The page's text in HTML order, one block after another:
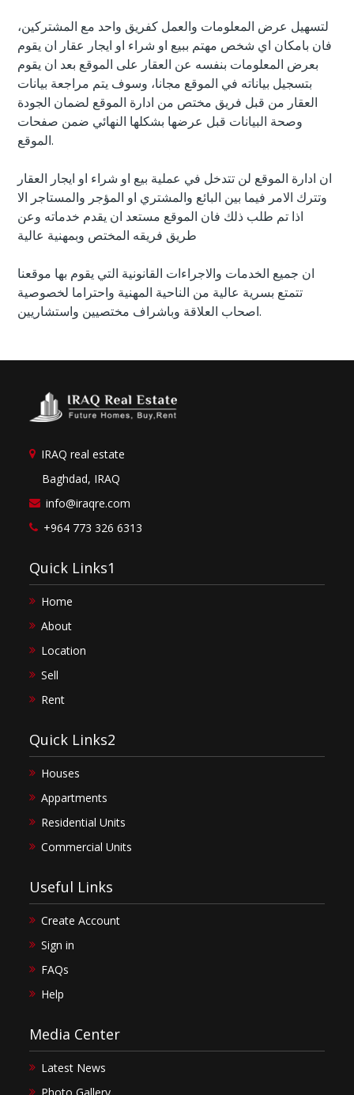
لتسهيل عرض المعلومات والعمل كفريق واحد مع المشتركين،
فان بامكان اي شخص مهتم ببيع او شراء او ايجار عقار ان يقوم
بعرض المعلومات بنفسه عن العقار على الموقع بعد ان يقوم
بتسجيل بياناته في الموقع مجانا، وسوف يتم مراجعة بيانات
العقار من قبل فريق مختص من ادارة الموقع لضمان الجودة
وصحة البيانات قبل عرضها بشكلها النهائي ضمن صفحات
الموقع.
ان ادارة الموقع لن تتدخل في عملية بيع او شراء او ايجار العقار
وتترك الامر فيما بين البائع والمشتري او المؤجر والمستاجر الا
اذا تم طلب ذلك فان الموقع مستعد ان يقدم خدماته وعن
طريق فريقه المختص وبمهنية عالية
ان جميع الخدمات والاجراءات القانونية التي يقوم بها موقعنا
تتمتع بسرية عالية من الناحية المهنية واحتراما لخصوصية
اصحاب العلاقة وباشراف مختصيين واستشاريين.
IRAQ real estate
Baghdad, IRAQ
info@iraqre.com
+964 773 326 6313
Quick Links1
Home
About
Location
Sell
Rent
Quick Links2
Houses
Appartments
Residential Units
Commercial Units
Useful Links
Create Account
Sign in
FAQs
Help
Media Center
Latest News